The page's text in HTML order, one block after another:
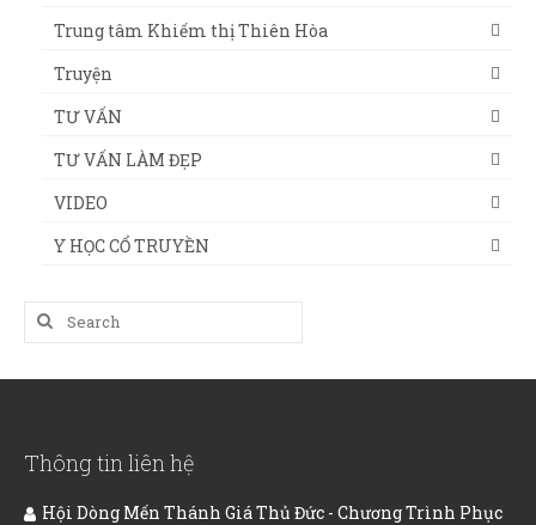
Trung tâm Khiếm thị Thiên Hòa
Truyện
TƯ VẤN
TƯ VẤN LÀM ĐẸP
VIDEO
Y HỌC CỔ TRUYỀN
Search
for:
Thông tin liên hệ
Hội Dòng Mến Thánh Giá Thủ Đức - Chương Trình Phục